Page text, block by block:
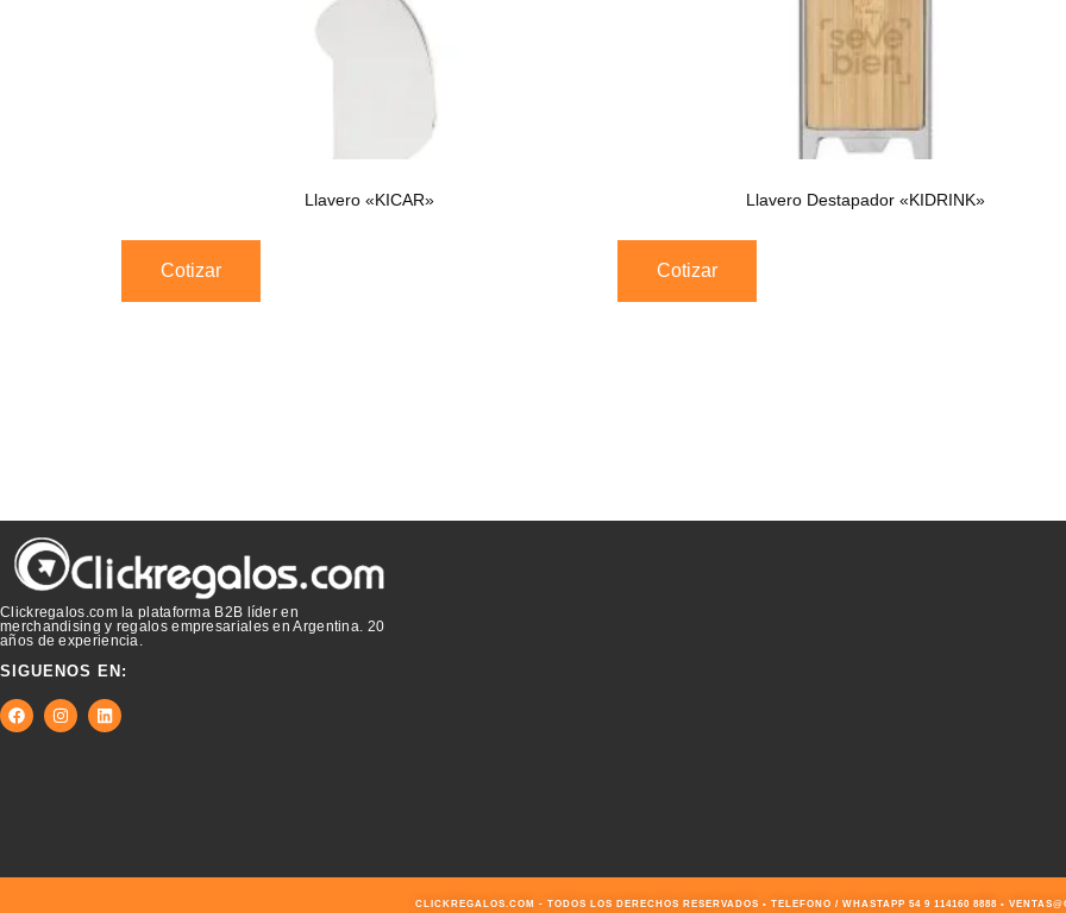
Llavero «KICAR»
Cotizar
Llavero Destapador «KIDRINK»
Cotizar
Clickregalos.com la plataforma B2B líder en
merchandising y regalos empresariales en Argentina. 20
años de experiencia.
SIGUENOS EN:
CLICKREGALOS.COM - TODOS LOS DERECHOS RESERVADOS • TELEFONO / WHASTAPP 54 9 114160 8888 •